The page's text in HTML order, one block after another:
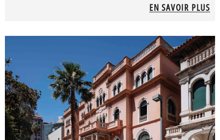
EN SAVOIR PLUS